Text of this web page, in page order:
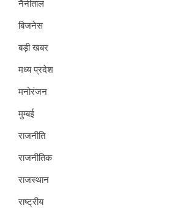
नैनीताल
बिजनेस
बड़ी खबर
मध्य प्रदेश
मनोरंजन
मुम्बई
राजनीति
राजनीतिक
राजस्थान
राष्ट्रीय